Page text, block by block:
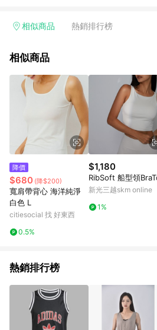
在點數回饋範圍內。 《3》如取消訂單、退
品、票券、訂閱方案、PChome儲值商品、
值點數、點數/禮物卡 [2025/2/16起適用] -
[2026/6/2起適用] 《5》回饋點數的計算
扣 (含折價券折扣)】、【P幣扣抵】、【現
運費】等金額。 《6》符合LINE POINTS
家訂單頁面標示「LINE回饋」，若無此標
POINTS點數資格亦不得使用點數紅包 。
「單一商品最高回饋點數」機制 (特殊活動
限」)，以同一訂單中同一商品不論件數計
當下LINE購物所設定的回饋機制為準。 《8
訊整合性平台，商品資料更新會有時間差
顏色、價位、贈品與PChome 24h購物銷售
頁標示為準！
相似商品 熱銷排行榜
相似商品
降價
$680 (降$200)
寬肩帶背心 海洋純淨
白色 L
citiesocial 找 好東西
0.5%
$1,180
RibSoft 船型領
新光三越skm online
1%
熱銷排行榜